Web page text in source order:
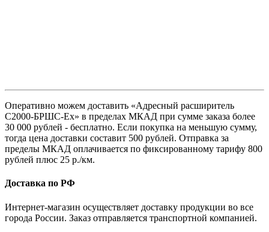
Оперативно можем доставить «Адресный расширитель
С2000-БРШС-Ех» в пределах МКАД при сумме заказа более
30 000 рублей - бесплатно. Если покупка на меньшую сумму,
тогда цена доставки составит 500 рублей. Отправка за
пределы МКАД оплачивается по фиксированному тарифу 800
рублей плюс 25 р./км.
Доставка по РФ
Интернет-магазин осуществляет доставку продукции во все
города России. Заказ отправляется транспортной компанией.